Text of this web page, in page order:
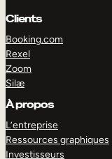
Clients
Booking.com
Rexel
Zoom
Silæ
À propos
L’entreprise
Ressources graphiques
Investisseurs